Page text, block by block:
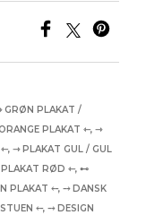
GRØN PLAKAT /
PLAKAT ⇽, ⇾
⇽, ⇾ PLAKAT GUL / GUL
RØD ⇽, ⊷
PLAKAT ⤌, ⤍ DANSK
⤌, ⤍ DESIGN